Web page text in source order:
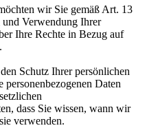
wir Sie gemäß Art. 13
Verwendung Ihrer
Ihre Rechte in Bezug auf
Schutz Ihrer persönlichen
personenbezogenen Daten
dass Sie wissen, wann wir
verwenden.